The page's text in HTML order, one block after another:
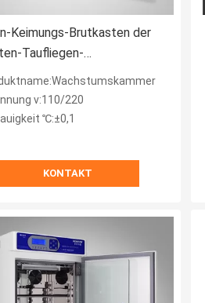
Keimungs-Brutkasten der
Taufliegen-
Kammer-60C
v:110/220
℃:±0,1
KONTAKT